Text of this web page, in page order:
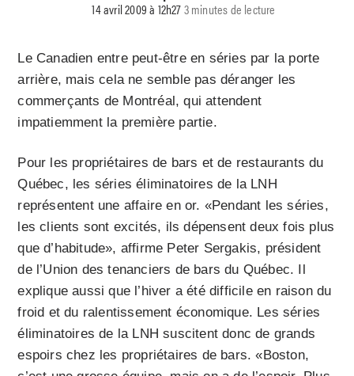
14 avril 2009 à 12h273 minutes de lecture
Le Canadien entre peut-être en séries par la porte
arrière, mais cela ne semble pas déranger les
commerçants de Montréal, qui attendent
impatiemment la première partie.
Pour les propriétaires de bars et de restaurants du
Québec, les séries éliminatoires de la LNH
représentent une affaire en or. «Pendant les séries,
les clients sont excités, ils dépensent deux fois plus
que d’habitude», affirme Peter Sergakis, président
de l’Union des tenanciers de bars du Québec. Il
explique aussi que l’hiver a été difficile en raison du
froid et du ralentissement économique. Les séries
éliminatoires de la LNH suscitent donc de grands
espoirs chez les propriétaires de bars. «Boston,